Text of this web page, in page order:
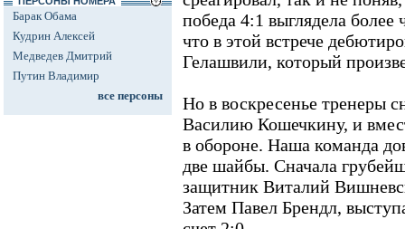
Барак Обама
Кудрин Алексей
Медведев Дмитрий
Путин Владимир
все персоны
победа 4:1 выглядела
что в этой встрече
Гелашвили, который
Но в воскресенье тренеры
Василию Кошечкину, и
в обороне. Наша команда
две шайбы. Сначала
защитник Виталий
Затем Павел Брендл,